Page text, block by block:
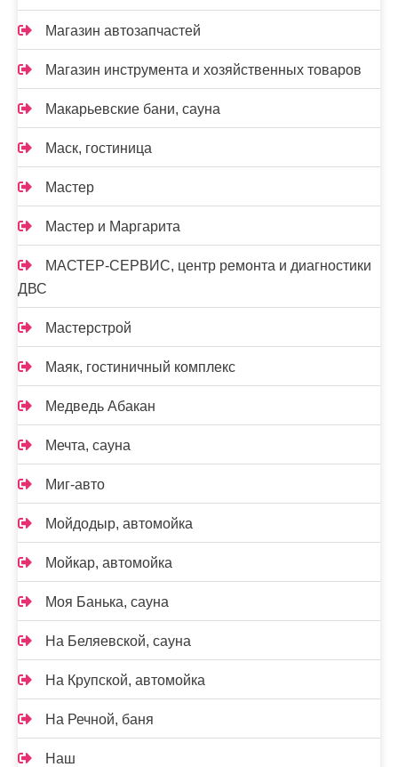
Магазин автозапчастей
Магазин инструмента и хозяйственных товаров
Макарьевские бани, сауна
Маск, гостиница
Мастер
Мастер и Маргарита
МАСТЕР-СЕРВИС, центр ремонта и диагностики
ДВС
Мастерстрой
Маяк, гостиничный комплекс
Медведь Абакан
Мечта, сауна
Миг-авто
Мойдодыр, автомойка
Мойкар, автомойка
Моя Банька, сауна
На Беляевской, сауна
На Крупской, автомойка
На Речной, баня
Наш